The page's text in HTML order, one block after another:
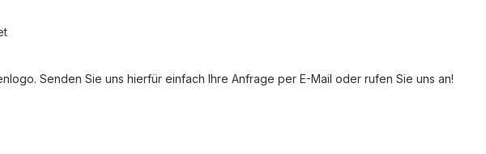
Senden Sie uns hierfür einfach Ihre Anfrage per E-Mail oder rufen Sie uns an!